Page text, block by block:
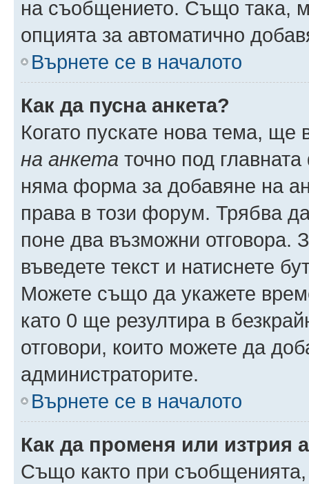
на съобщението. Също така,
опцията за автоматично
Върнете се в началото
Как да пусна анкета?
Когато пускате нова тема,
на анкета точно под
няма форма за добавяне на
права в този форум. Трябва
поне два възможни отговора.
въведете текст и натиснете
Можете също да укажете
като 0 ще резултира в
отговори, които можете да
администраторите.
Върнете се в началото
Как да променя или изтрия
Също както при съобщенията,